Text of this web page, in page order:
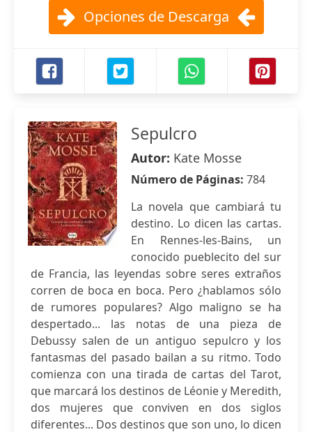
Opciones de Descarga
Sepulcro
Autor: Kate Mosse
Número de Páginas: 784
La novela que cambiará tu
destino. Lo dicen las cartas.
En Rennes-les-Bains, un
conocido pueblecito del sur
de Francia, las leyendas sobre seres extraños
corren de boca en boca. Pero ¿hablamos sólo
de rumores populares? Algo maligno se ha
despertado... las notas de una pieza de
Debussy salen de un antiguo sepulcro y los
fantasmas del pasado bailan a su ritmo. Todo
comienza con una tirada de cartas del Tarot,
que marcará los destinos de Léonie y Meredith,
dos mujeres que conviven en dos siglos
diferentes... Dos destinos que son uno, lo dicen